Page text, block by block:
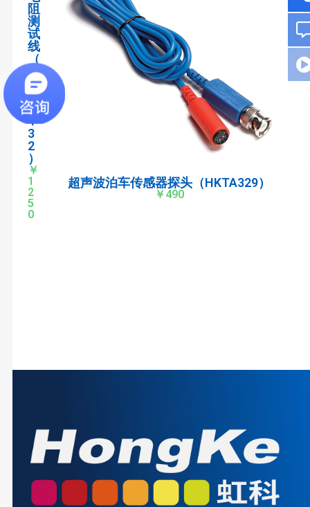
阻
测
试
线
（
H
K
T
A
4
3
2
）
￥
1
2
5
0
超声波泊车传感器探头（HKTA329）
￥490